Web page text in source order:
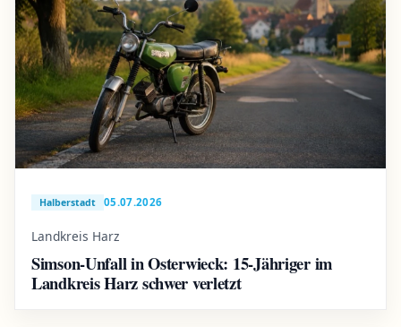
Halberstadt 05.07.2026
Landkreis Harz
Simson-Unfall in Osterwieck: 15-Jähriger im
Landkreis Harz schwer verletzt